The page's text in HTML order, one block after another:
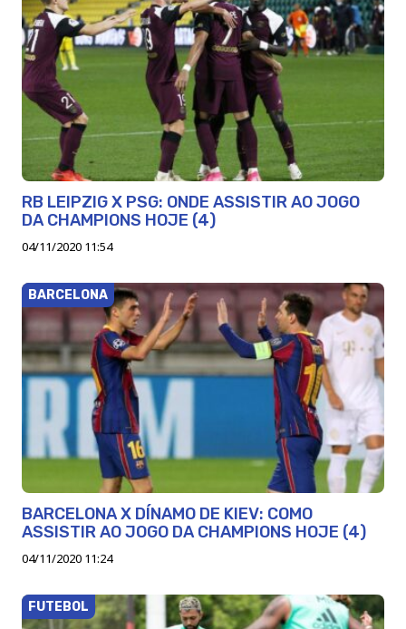
RB LEIPZIG X PSG: ONDE ASSISTIR AO JOGO
DA CHAMPIONS HOJE (4)
04/11/2020 11:54
BARCELONA
BARCELONA X DÍNAMO DE KIEV: COMO
ASSISTIR AO JOGO DA CHAMPIONS HOJE (4)
04/11/2020 11:24
FUTEBOL